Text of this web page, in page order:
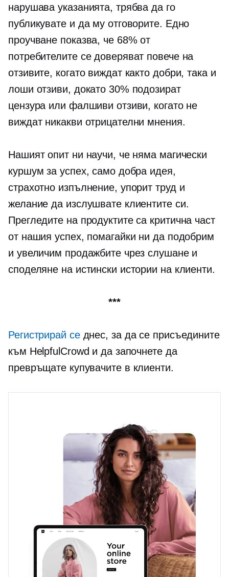
нарушава указанията, трябва да го
публикувате и да му отговорите. Едно
проучване показва, че 68% от
потребителите се доверяват повече на
отзивите, когато виждат както добри, така и
лоши отзиви, докато 30% подозират
цензура или фалшиви отзиви, когато не
виждат никакви отрицателни мнения.
Нашият опит ни научи, че няма магически
куршум за успех, само добра идея,
страхотно изпълнение, упорит труд и
желание да изслушвате клиентите си.
Прегледите на продуктите са критична част
от нашия успех, помагайки ни да подобрим
и увеличим продажбите чрез слушане и
споделяне на истински истории на клиенти.
***
Регистрирай седнес, за да се присъедините
към HelpfulCrowd и да започнете да
превръщате купувачите в клиенти.